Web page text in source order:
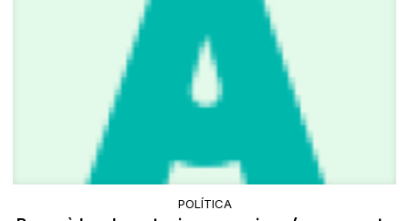
POLÍTICA